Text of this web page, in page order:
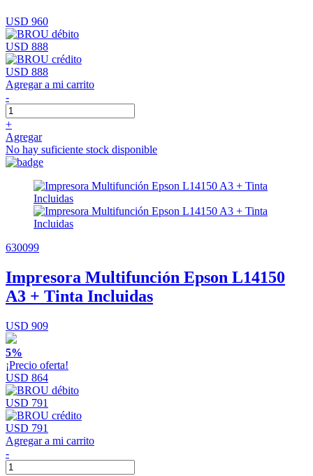
USD 960
USD 888
USD 888
Agregar a mi carrito
-
+
Agregar
No hay suficiente stock disponible
630099
Impresora Multifunción Epson L14150
A3 + Tinta Incluidas
USD 909
5%
¡Precio oferta!
USD 864
USD 791
USD 791
Agregar a mi carrito
-